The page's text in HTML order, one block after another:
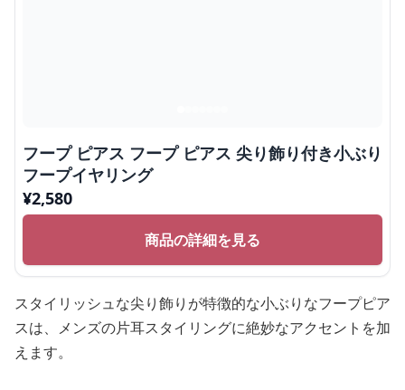
フープ ピアス フープ ピアス 尖り飾り付き小ぶり
フープイヤリング
¥2,580
商品の詳細を見る
スタイリッシュな尖り飾りが特徴的な小ぶりなフープピア
スは、メンズの片耳スタイリングに絶妙なアクセントを加
えます。